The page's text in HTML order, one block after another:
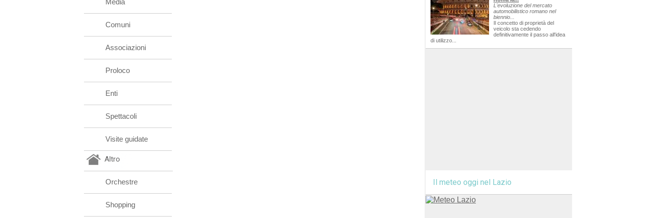
Media
Comuni
Associazioni
Proloco
Enti
Spettacoli
Visite guidate
Altro
Orchestre
Shopping
L'evoluzione del mercato
automobilistico romano nel
biennio...
Il concetto di proprietà del
veicolo sta cedendo
definitivamente il passo all'idea
di utilizzo...
Il meteo oggi nel Lazio